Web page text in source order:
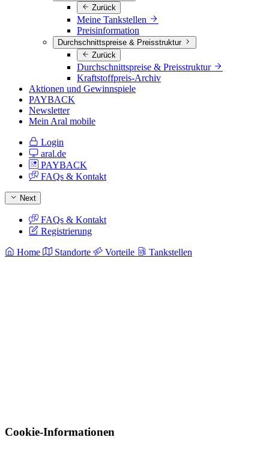
Zurück
Meine Tankstellen
Preisinformation
Durchschnittspreise & Preisstruktur
Zurück
Durchschnittspreise & Preisstruktur
Kraftstoffpreis-Archiv
Aktionen und Gewinnspiele
PAYBACK
Newsletter
Mein Aral mobile
Login
aral.de
PAYBACK
FAQs & Kontakt
Next
FAQs & Kontakt
Registrierung
Home Standorte Vorteile Tankstellen
Cookie-Informationen